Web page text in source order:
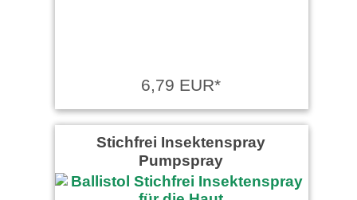
6,79 EUR*
Stichfrei Insektenspray
Pumpspray